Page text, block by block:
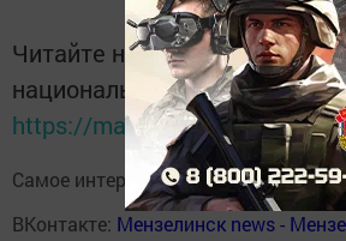
Читайте новости Татарстана
национальном
https://max.ru/tatmedia
Самое интересное в наших
ВКонтакте: Мензелинск news -